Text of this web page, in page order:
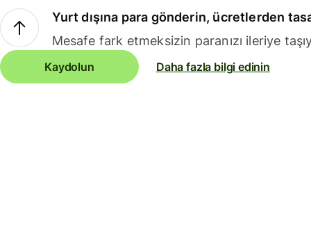
Yurt dışına para gönderin, ücretlerden
Mesafe fark etmeksizin paranızı ileriye
Kaydolun Daha fazla bilgi edinin